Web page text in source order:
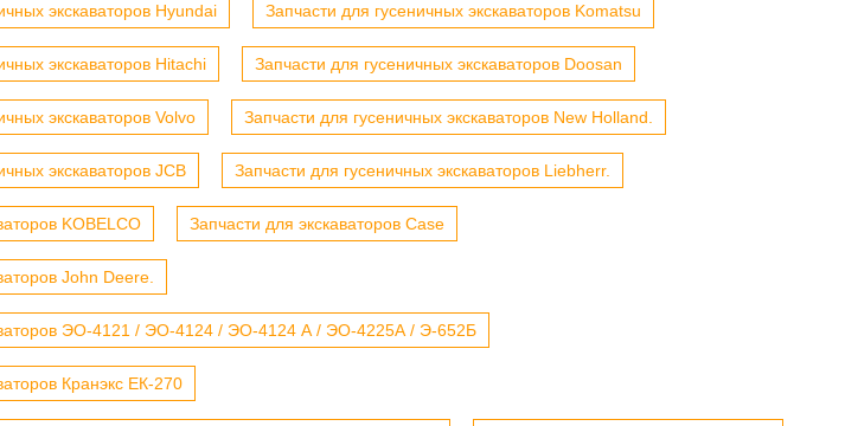
экскаваторов Hyundai Запчасти для гусеничных экскаваторов Komatsu
экскаваторов Hitachi Запчасти для гусеничных экскаваторов Doosan
экскаваторов Volvo Запчасти для гусеничных экскаваторов New Holland.
экскаваторов JCB Запчасти для гусеничных экскаваторов Liebherr.
KOBELCO Запчасти для экскаваторов Case
John Deere.
ЭО-4121 / ЭО-4124 / ЭО-4124 А / ЭО-4225А / Э-652Б
Кранэкс ЕК-270